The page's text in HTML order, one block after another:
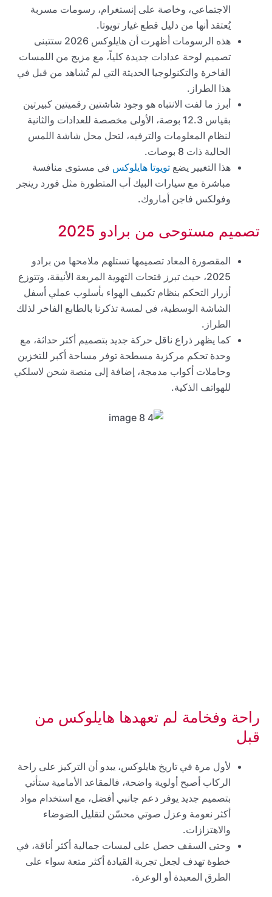
الاجتماعي، وخاصة على إنستغرام، رسومات مسربة
يُعتقد أنها من دليل قطع غيار تويوتا.
هذه الرسومات أظهرت أن هايلوكس 2026 ستتبنى
تصميم لوحة عدادات جديدة كلياً، مع مزيج من اللمسات
الفاخرة والتكنولوجيا الحديثة التي لم تُشاهد من قبل في
هذا الطراز.
أبرز ما لفت الانتباه هو وجود شاشتين رقميتين كبيرتين
بقياس 12.3 بوصة، الأولى مخصصة للعدادات والثانية
لنظام المعلومات والترفيه، لتحل محل شاشة اللمس
الحالية ذات 8 بوصات.
هذا التغيير يضع تويوتا هايلوكس في مستوى منافسة
مباشرة مع سيارات البيك أب المتطورة مثل فورد رينجر
وفولكس فاجن أماروك.
تصميم مستوحى من برادو 2025
المقصورة المعاد تصميمها تستلهم ملامحها من برادو
2025، حيث تبرز فتحات التهوية المربعة الأنيقة، وتتوزع
أزرار التحكم بنظام تكييف الهواء بأسلوب عملي أسفل
الشاشة الوسطية، في لمسة تذكرنا بالطابع الفاخر لذلك
الطراز.
كما يظهر ذراع ناقل حركة جديد بتصميم أكثر حداثة، مع
وحدة تحكم مركزية مسطحة توفر مساحة أكبر للتخزين
وحاملات أكواب مدمجة، إضافة إلى منصة شحن لاسلكي
للهواتف الذكية.
راحة وفخامة لم تعهدها هايلوكس من
قبل
لأول مرة في تاريخ هايلوكس، يبدو أن التركيز على راحة
الركاب أصبح أولوية واضحة، فالمقاعد الأمامية ستأتي
بتصميم جديد يوفر دعم جانبي أفضل، مع استخدام مواد
أكثر نعومة وعزل صوتي محسّن لتقليل الضوضاء
والاهتزازات.
وحتى السقف حصل على لمسات جمالية أكثر أناقة، في
خطوة تهدف لجعل تجربة القيادة أكثر متعة سواء على
الطرق المعبدة أو الوعرة.